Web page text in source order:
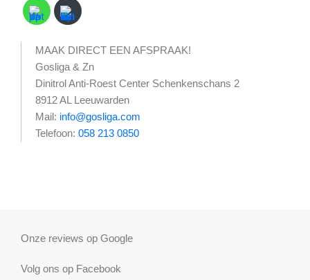
MAAK DIRECT EEN AFSPRAAK!
Gosliga & Zn
Dinitrol Anti-Roest Center Schenkenschans 2
8912 AL Leeuwarden
Mail: info@gosliga.com
Telefoon: 058 213 0850
Onze reviews op Google
Volg ons op Facebook